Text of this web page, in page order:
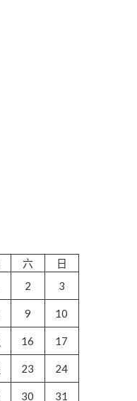
六
日
2 3
9 10
16 17
23 24
30
31